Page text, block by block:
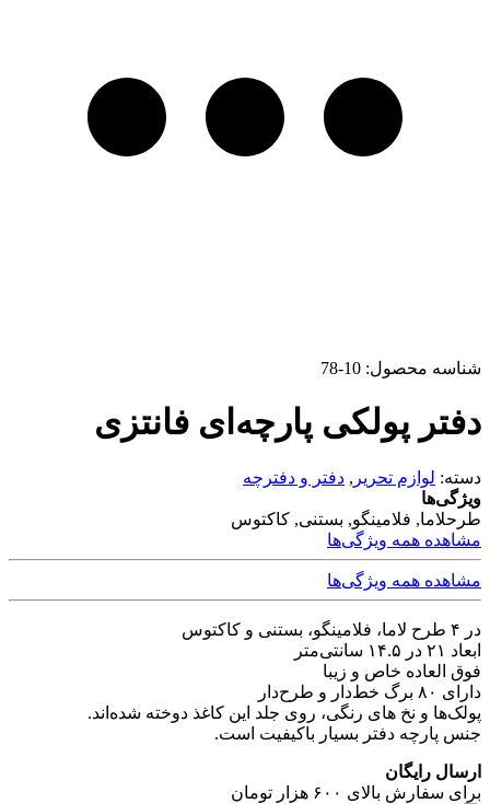
شناسه محصول: 10-78
دفتر پولکی پارچه‌ای فانتزی
دسته: لوازم تحریر , دفتر و دفترچه
ویژگی‌ها
طرحلاما, فلامینگو, بستنی, کاکتوس
مشاهده همه ویژگی‌ها
مشاهده همه ویژگی‌ها
در ۴ طرح لاما، فلامینگو، بستنی و کاکتوس
ابعاد ۲۱ در ۱۴.۵ سانتی‌متر
فوق العاده خاص و زیبا
دارای ۸۰ برگ خط‌دار و طرح‌دار
پولک‌ها و نخ های رنگی، روی جلد این کاغذ دوخته شده‌اند.
جنس پارچه دفتر بسیار باکیفیت است.
ارسال رایگان
برای سفارش بالای ۶۰۰ هزار تومان